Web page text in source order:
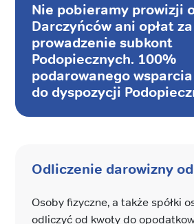
Nie pobieramy prowizji
Darczyńców ani opłat za
prowadzenie subkont
Podopiecznych. 100%
podarowanego
do dyspozycji
Odliczenie darowizny
Osoby fizyczne, a także spółki
odliczyć od kwoty do